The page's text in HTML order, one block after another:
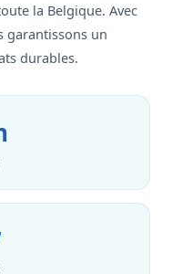
la Belgique. Avec
garantissons un
durables.